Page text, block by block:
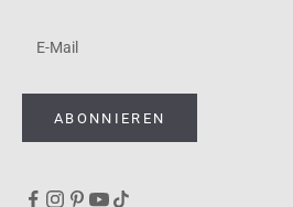
ABONNIEREN